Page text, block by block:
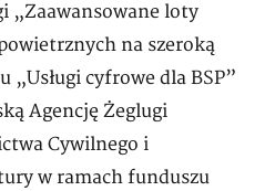
„Zaawansowane loty
na szeroką
cyfrowe dla BSP”
Agencję Żeglugi
Cywilnego i
w ramach funduszu